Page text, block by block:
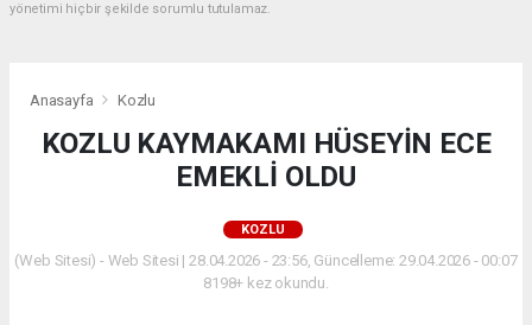
yönetimi hiçbir şekilde sorumlu tutulamaz.
Anasayfa Kozlu
KOZLU KAYMAKAMI HÜSEYİN ECE
EMEKLİ OLDU
KOZLU
(Web Sitesi) - Web Sitesi | 28.04.2026 - 23:56, Güncelleme: 29.04.2026 - 00:07
8198+ kez okundu.